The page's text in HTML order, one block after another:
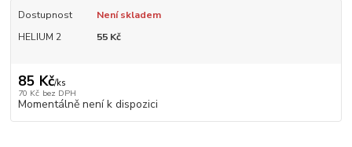
Dostupnost
Není skladem
HELIUM 2
55 Kč
85 Kč/ks
70 Kč bez DPH
Momentálně není k dispozici